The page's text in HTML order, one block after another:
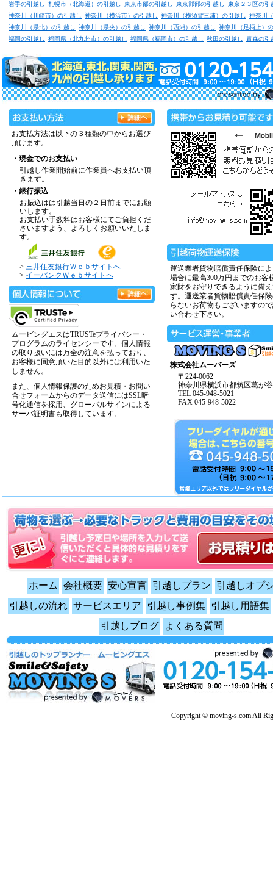
岩手の引越し
札幌市（北海道）の引越し 東京市部の引越し 東京郡部の引越し
東京２３区の引
神奈川（川崎市）の引越し
神奈川（横浜市）の引越し 神奈川（横須賀三浦）の引越し
神奈川
神奈川（県北）の引越し
神奈川（県央）の引越し 神奈川（西湘）の引越し
神奈川（足柄上）
福岡の引越し
福岡県（北九州市）の引越し 福岡県（福岡市）の引越し 秋田の引越し 青森の引
お支払方法は以下の３種類の中からお選び
頂けます。
・現金でのお支払い
引越し作業開始前に作業員へお支払い頂
きます。
・銀行振込
お振込はは引越当日の２日前までにお願
いします。
お支払い手数料はお客様にてご負担くだ
さいますよう、よろしくお願いいたしま
す。
> 三井住友銀行Ｗｅｂサイトへ
> イーバンクＷｅｂサイトへ
ムービングエスはTRUSTeプライバシー・
プログラムのライセンシーです。個人情報
の取り扱いには万全の注意を払っており、
お客様に同意頂いた目的以外には利用いた
しません。
また、個人情報保護のためお見積・お問い
合せフォームからのデータ送信にはSSL暗
号化通信を採用、グローバルサインによる
サーバ証明書も取得しています。
運送業者貨物賠償責任保険に
場合に最高300万円までのお客
家財をお守りできるように備
す。運送業者貨物賠償責任保
らないお荷物もございますの
い合わせ下さい。
株式会社ムーバーズ
〒224-0062
神奈川県横浜市都筑区葛が
TEL 045-948-5021
FAX 045-948-5022
ホーム 会社概要 安心宣言 引越しプラン
引越しオプ
引越しの流れ サービスエリア 引越し事例集 引越し用語集
引越しブログ
よくある質問
Copyright © moving-s.com All